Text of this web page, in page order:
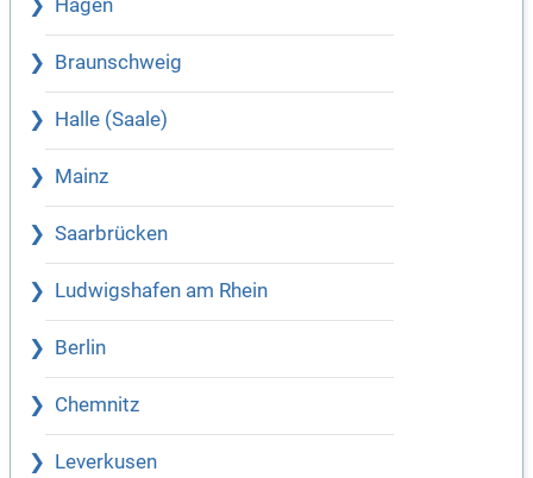
Hagen
Braunschweig
Halle (Saale)
Mainz
Saarbrücken
Ludwigshafen am Rhein
Berlin
Chemnitz
Leverkusen